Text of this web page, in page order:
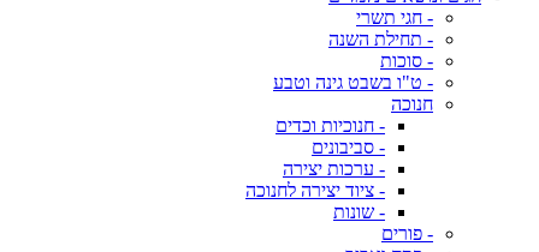
- חגי תשרי
- תחילת השנה
- סוכות
- ט"ו בשבט גינה וטבע
חנוכה
- חנוכיות וכדים
- סביבונים
- ערכות יצירה
- ציוד יצירה לחנוכה
- שונות
- פורים